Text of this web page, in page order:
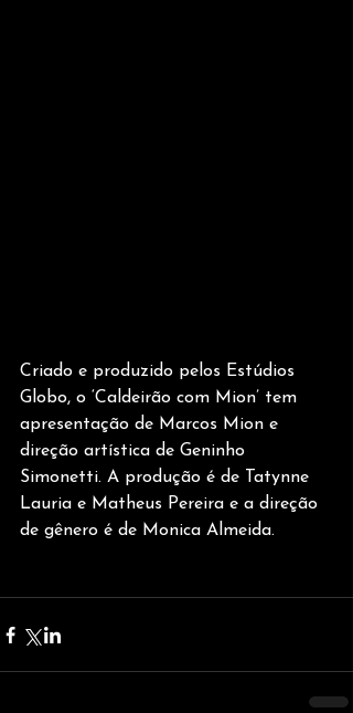
Criado e produzido pelos Estúdios
Globo, o ‘Caldeirão com Mion’ tem
apresentação de Marcos Mion e
direção artística de Geninho
Simonetti. A produção é de Tatynne
Lauria e Matheus Pereira e a direção
de gênero é de Monica Almeida.